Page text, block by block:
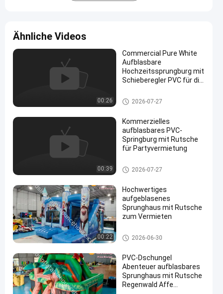
Ähnliche Videos
00:26
Commercial Pure White
Aufblasbare
Hochzeitssprungburg mit
Schieberegler PVC für die
Aufblasbares Combos
2026-07-27
00:39
Kommerzielles
aufblasbares PVC-
Springburg mit Rutsche
für Partyvermietung
Aufblasbares Combos
2026-07-27
00:22
Hochwertiges
aufgeblasenes
Sprunghaus mit Rutsche
zum Vermieten
Aufblasbares Combos
2026-06-30
PVC-Dschungel
Abenteuer aufblasbares
Sprunghaus mit Rutsche
Regenwald Affe